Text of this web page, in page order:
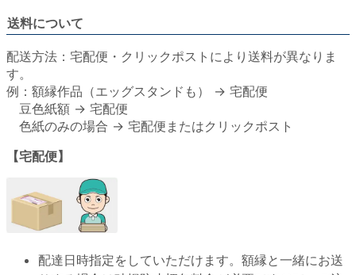
送料について
配送方法：宅配便・クリックポストにより送料が異なりま
す。
例：額縁作品（エッグスタンドも） → 宅配便
豆色紙額 → 宅配便
色紙のみの場合 → 宅配便またはクリックポスト
【宅配便】
配達日時指定をしていただけます。額縁と一緒にお送